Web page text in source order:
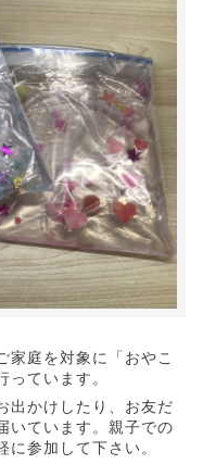
家庭を対象に「おやこ
ています。
出かけしたり、お友だ
いています。親子での
参加して下さい。